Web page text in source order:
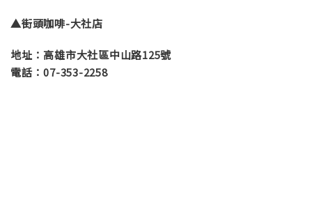
▲街頭咖啡-大社店
地址：高雄市大社區中山路125號
電話：07-353-2258